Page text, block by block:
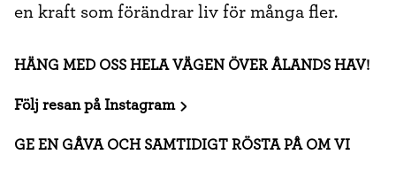
en kraft som förändrar liv för många fler.
HÄNG MED OSS HELA VÄGEN ÖVER ÅLANDS HAV!
Följ resan på Instagram
GE EN GÅVA OCH SAMTIDIGT RÖSTA PÅ OM VI